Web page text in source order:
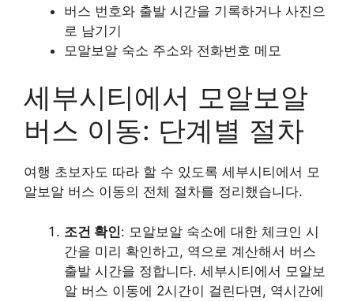
버스 번호와 출발 시간을 기록하거나 사진으
로 남기기
모알보알 숙소 주소와 전화번호 메모
세부시티에서 모알보알
버스 이동: 단계별 절차
여행 초보자도 따라 할 수 있도록 세부시티에서 모
알보알 버스 이동의 전체 절차를 정리했습니다.
조건 확인: 모알보알 숙소에 대한 체크인 시
간을 미리 확인하고, 역으로 계산해서 버스
출발 시간을 정합니다. 세부시티에서 모알보
알 버스 이동에 2시간이 걸린다면, 역시간에